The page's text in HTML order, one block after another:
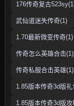
176传奇复古
武仙道迷失传奇(1)
1.70最新微变传奇(1)
传奇怎么英雄合击(1)
传奇私服合击英雄(1)
1.85版本传奇3d版
1.85版本传奇3d版